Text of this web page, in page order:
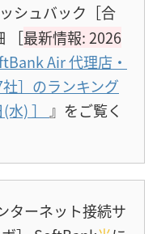
シュバック［合
［最新情報: 2026
Air 代理店・
］のランキング
(水)］
』をご覧く
ターネット接続サ